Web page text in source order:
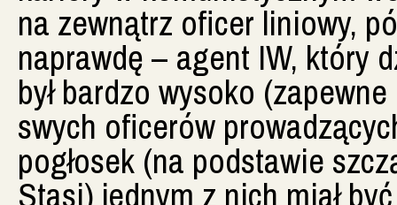
na zewnątrz oficer liniowy,
naprawdę – agent IW, który
był bardzo wysoko
swych oficerów
pogłosek (na podstawie
Stasi) jednym z nich miał